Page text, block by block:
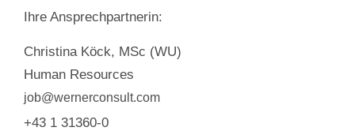
Ihre Ansprechpartnerin:
Christina Köck, MSc (WU)
Human Resources
job@wernerconsult.com
+43 1 31360-0